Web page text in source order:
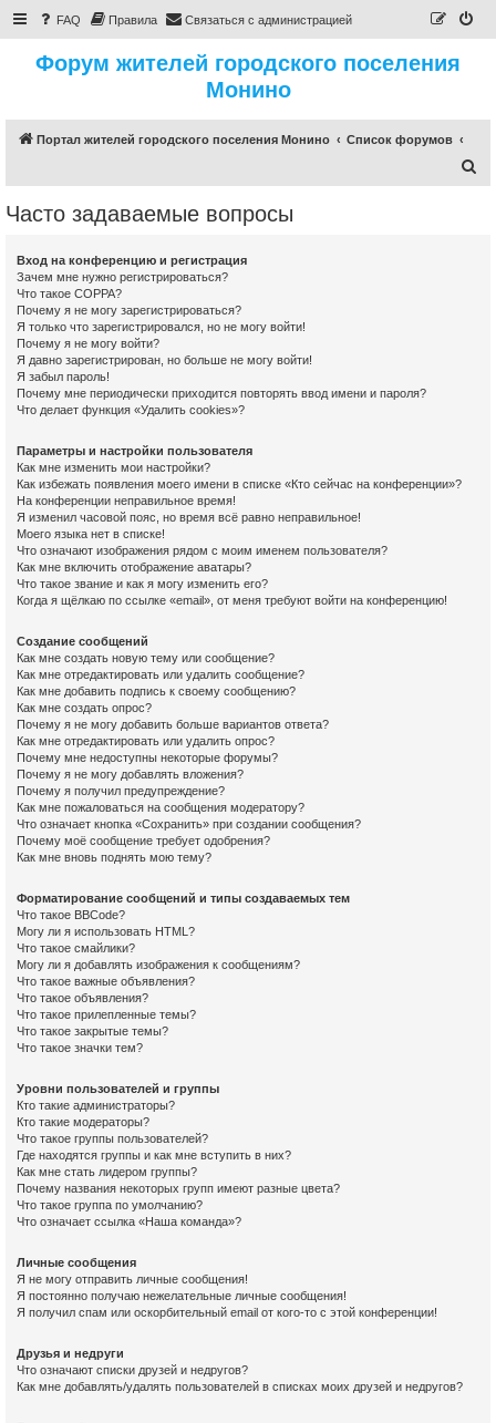
FAQ Правила Связаться с администрацией
Форум жителей городского поселения
Монино
Портал жителей городского поселения Монино
Список форумов
Часто задаваемые вопросы
Вход на конференцию и регистрация
Зачем мне нужно регистрироваться?
Что такое COPPA?
Почему я не могу зарегистрироваться?
Я только что зарегистрировался, но не могу войти!
Почему я не могу войти?
Я давно зарегистрирован, но больше не могу войти!
Я забыл пароль!
Почему мне периодически приходится повторять ввод имени и пароля?
Что делает функция «Удалить cookies»?
Параметры и настройки пользователя
Как мне изменить мои настройки?
Как избежать появления моего имени в списке «Кто сейчас на конференции»?
На конференции неправильное время!
Я изменил часовой пояс, но время всё равно неправильное!
Моего языка нет в списке!
Что означают изображения рядом с моим именем пользователя?
Как мне включить отображение аватары?
Что такое звание и как я могу изменить его?
Когда я щёлкаю по ссылке «email», от меня требуют войти на конференцию!
Создание сообщений
Как мне создать новую тему или сообщение?
Как мне отредактировать или удалить сообщение?
Как мне добавить подпись к своему сообщению?
Как мне создать опрос?
Почему я не могу добавить больше вариантов ответа?
Как мне отредактировать или удалить опрос?
Почему мне недоступны некоторые форумы?
Почему я не могу добавлять вложения?
Почему я получил предупреждение?
Как мне пожаловаться на сообщения модератору?
Что означает кнопка «Сохранить» при создании сообщения?
Почему моё сообщение требует одобрения?
Как мне вновь поднять мою тему?
Форматирование сообщений и типы создаваемых тем
Что такое BBCode?
Могу ли я использовать HTML?
Что такое смайлики?
Могу ли я добавлять изображения к сообщениям?
Что такое важные объявления?
Что такое объявления?
Что такое прилепленные темы?
Что такое закрытые темы?
Что такое значки тем?
Уровни пользователей и группы
Кто такие администраторы?
Кто такие модераторы?
Что такое группы пользователей?
Где находятся группы и как мне вступить в них?
Как мне стать лидером группы?
Почему названия некоторых групп имеют разные цвета?
Что такое группа по умолчанию?
Что означает ссылка «Наша команда»?
Личные сообщения
Я не могу отправить личные сообщения!
Я постоянно получаю нежелательные личные сообщения!
Я получил спам или оскорбительный email от кого-то с этой конференции!
Друзья и недруги
Что означают списки друзей и недругов?
Как мне добавлять/удалять пользователей в списках моих друзей и недругов?